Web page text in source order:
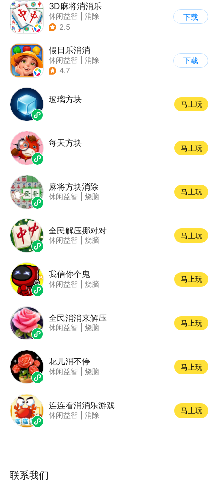
3D麻将消消乐
休闲益智
消除
2.5
下载
假日乐消消
休闲益智
消除
| 乐元素
4.7
下载
玻璃方块
马上玩
每天方块
马上玩
麻将方块消除
休闲益智 烧脑
马上玩
全民解压挪对对
休闲益智 烧脑
马上玩
我信你个鬼
休闲益智 烧脑
马上玩
全民消消来解压
休闲益智 烧脑
马上玩
花儿消不停
休闲益智 烧脑
马上玩
连连看消消乐游戏
休闲益智 消除
马上玩
联系我们